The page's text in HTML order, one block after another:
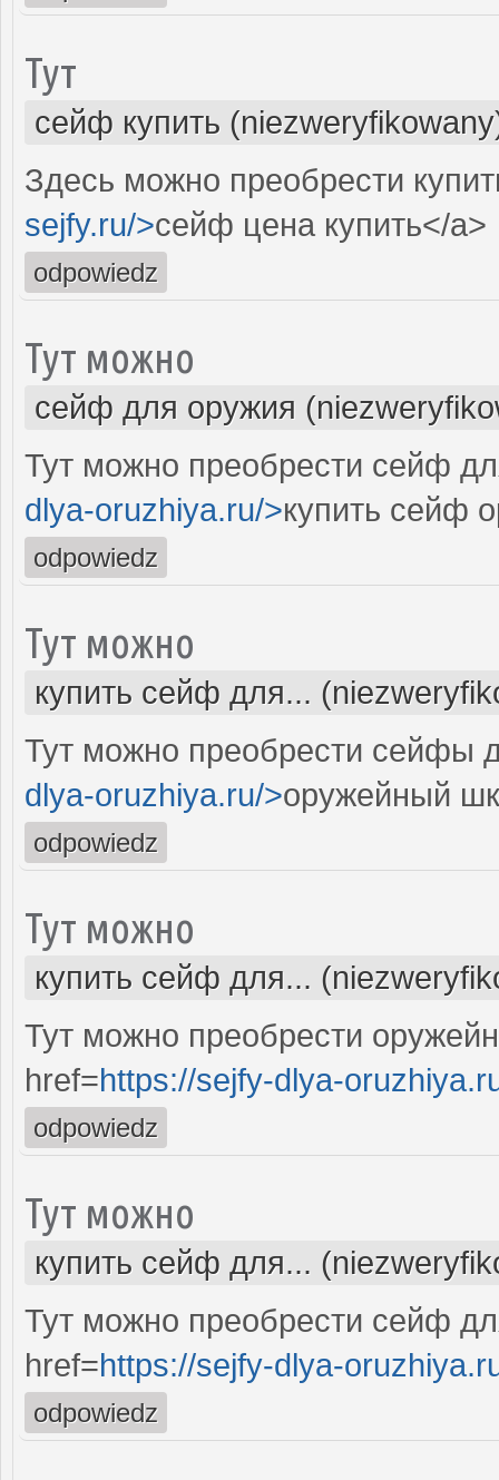
Тут
сейф купить
Здесь можно преобрести
sejfy.ru/>сейф цена купить</a>
odpowiedz
Тут можно
сейф для оружия
Тут можно преобрести сейф
dlya-oruzhiya.ru/>купить сейф
odpowiedz
Тут можно
купить сейф для...
Тут можно преобрести сейфы
dlya-oruzhiya.ru/>оружейный
odpowiedz
Тут можно
купить сейф для...
Тут можно преобрести
href=https://sejfy-dlya-
odpowiedz
Тут можно
купить сейф для...
Тут можно преобрести сейф
href=https://sejfy-dlya-
odpowiedz